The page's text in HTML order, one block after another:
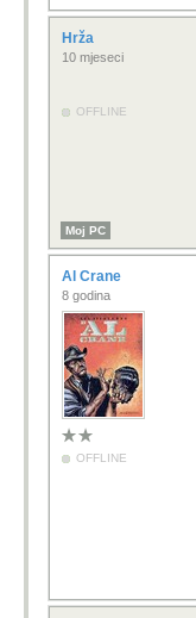
Hrža
10 mjeseci
OFFLINE
Moj PC
Al Crane
8 godina
OFFLINE